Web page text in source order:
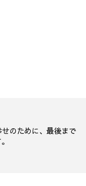
のために、最後まで